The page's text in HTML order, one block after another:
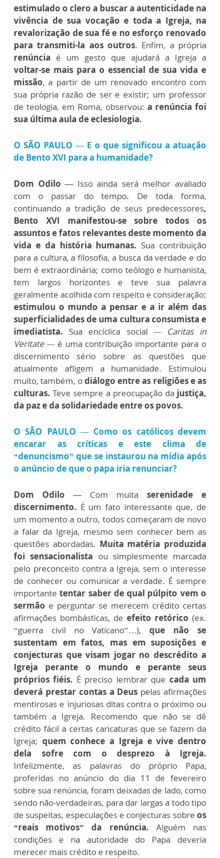
estimulado o clero a buscar a autenticidade na
vivência de sua vocação e toda a Igreja, na
revalorização de sua fé e no esforço renovado
para transmiti-la aos outros. Enfim, a própria
renúncia é um gesto que ajudará a Igreja a
voltar-se mais para o essencial de sua vida e
missão, a partir de um renovado encontro com
sua própria razão de ser e existir; um professor
de teologia, em Roma, observou: a renúncia foi
sua última aula de eclesiologia.
O SÃO PAULO — E o que significou a atuação
de Bento XVI para a humanidade?
Dom Odilo — Isso ainda será melhor avaliado
com o passar do tempo. De toda forma,
continuando a tradição de seus predecessores,
Bento XVI manifestou-se sobre todos os
assuntos e fatos relevantes deste momento da
vida e da história humanas. Sua contribuição
para a cultura, a filosofia, a busca da verdade e do
bem é extraordinária; como teólogo e humanista,
tem largos horizontes e teve sua palavra
geralmente acolhida com respeito e consideração;
estimulou o mundo a pensar e a ir além das
superficialidades de uma cultura consumista e
imediatista. Sua encíclica social — Caritas in
Veritate — é uma contribuição importante para o
discernimento sério sobre as questões que
atualmente afligem a humanidade. Estimulou
muito, também, odiálogo entre as religiões e as
culturas.Teve sempre a preocupação da justiça,
da paz e da solidariedade entre os povos.
O SÃO PAULO — Como os católicos devem
encarar as críticas e este clima de
“denuncismo” que se instaurou na mídia após
o anúncio de que o papa iria renunciar?
Dom Odilo — Com muita serenidade e
discernimento. É um fato interessante que, de
um momento a outro, todos começaram de novo
a falar da Igreja, mesmo sem conhecer bem as
questões abordadas. Muita matéria produzida
foi sensacionalista ou simplesmente marcada
pelo preconceito contra a Igreja, sem o interesse
de conhecer ou comunicar a verdade. É sempre
importante tentar saber de qual púlpito vem o
sermão e perguntar se merecem crédito certas
afirmações bombásticas, de efeito retórico (ex.
“guerra civil no Vaticano”…),que não se
sustentam em fatos, mas em suposições e
conjecturas que visam jogar no descrédito a
Igreja perante o mundo e perante seus
próprios fiéis. É preciso lembrar que cada um
deverá prestar contas a Deus pelas afirmações
mentirosas e injuriosas ditas contra o próximo ou
também a Igreja. Recomendo que não se dê
crédito fácil a certas caricaturas que se fazem da
Igreja; quem conhece a Igreja e vive dentro
dela sofre com o desprezo à Igreja.
Infelizmente, as palavras do próprio Papa,
proferidas no anúncio do dia 11 de fevereiro
sobre sua renúncia, foram deixadas de lado, como
sendo não-verdadeiras, para dar largas a todo tipo
de suspeitas, especulações e conjecturas sobre os
“reais motivos” da renúncia. Alguém nas
condições e na autoridade do Papa deveria
merecer mais crédito e respeito.